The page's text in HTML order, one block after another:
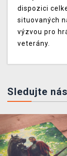
dispozici
situovaných
výzvou pro
veterány.
Sledujte